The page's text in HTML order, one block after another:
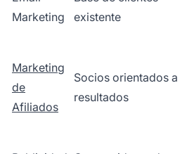
Marketing
existente
Marketing
de
Afiliados
Socios orientados a
resultados